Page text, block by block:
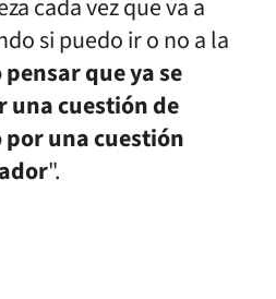
cada vez que va a
si puedo ir o no a la
que ya se
una cuestión de
una cuestión
".